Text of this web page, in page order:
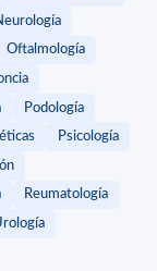
Oftalmología
Podología
Psicología
Reumatología